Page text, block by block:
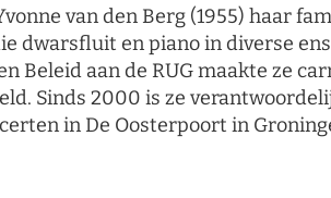
van den Berg (1955) haar
dwarsfluit en piano in diverse
Beleid aan de RUG maakte ze
Sinds 2000 is ze
in De Oosterpoort in